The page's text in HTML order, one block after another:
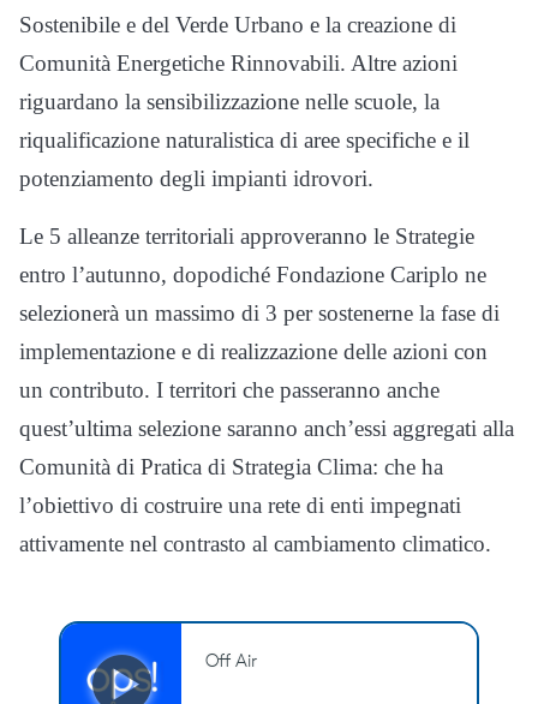
Sostenibile e del Verde Urbano e la creazione di
Comunità Energetiche Rinnovabili. Altre azioni
riguardano la sensibilizzazione nelle scuole, la
riqualificazione naturalistica di aree specifiche e il
potenziamento degli impianti idrovori.
Le 5 alleanze territoriali approveranno le Strategie
entro l’autunno, dopodiché Fondazione Cariplo ne
selezionerà un massimo di 3 per sostenerne la fase di
implementazione e di realizzazione delle azioni con
un contributo. I territori che passeranno anche
quest’ultima selezione saranno anch’essi aggregati alla
Comunità di Pratica di Strategia Clima: che ha
l’obiettivo di costruire una rete di enti impegnati
attivamente nel contrasto al cambiamento climatico.